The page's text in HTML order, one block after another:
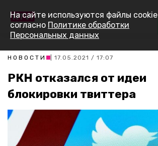
НОВОСТИ | 17.05.2021 / 17:07
РКН отказался от идеи
блокировки твиттера
На сайте используются файлы cookie
согласно Политике обработки
Персональных данных